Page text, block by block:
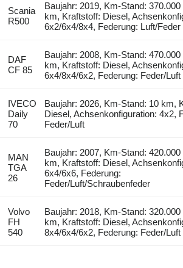
Scania
R500
Baujahr: 2019, Km-Stand: 370.000
km, Kraftstoff: Diesel,
6x2/6x4/8x4, Federung: Luft/Feder
DAF
CF 85
Baujahr: 2008, Km-Stand: 470.000
km, Kraftstoff: Diesel,
6x4/8x4/6x2, Federung: Feder/Luft
IVECO
Daily
70
Baujahr: 2026, Km-Stand: 10 km,
Diesel, Achsenkonfiguration: 4x2,
Feder/Luft
MAN
TGA
26
Baujahr: 2007, Km-Stand: 420.000
km, Kraftstoff: Diesel,
6x4/6x6, Federung:
Feder/Luft/Schraubenfeder
Volvo
FH
540
Baujahr: 2018, Km-Stand: 320.000
km, Kraftstoff: Diesel,
8x4/6x4/6x2, Federung: Feder/Luft